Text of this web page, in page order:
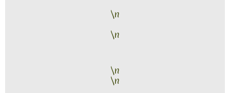
\n
\n
\n
\n